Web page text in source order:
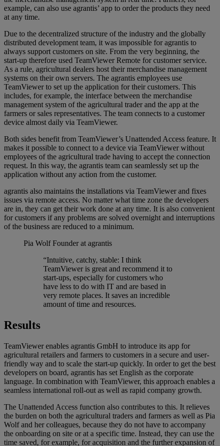
example, can also use agrantis’ app to order the products they need
at any time.
Due to the decentralized structure of the industry and the globally
distributed development team, it was impossible for agrantis to
always support customers on site. From the very beginning, the
start-up therefore used TeamViewer Remote for customer service.
As a rule, agricultural dealers host their merchandise management
systems on their own servers. The agrantis employees use
TeamViewer to set up the application for their customers. This
includes, for example, the interface between the merchandise
management system of the agricultural trader and the app at the
farmers or sales representatives. The team connects to a customer
device almost daily via TeamViewer.
Both sides benefit from TeamViewer’s Unattended Access feature. It
makes it possible to connect to a device via TeamViewer without
employees of the agricultural trade having to accept the connection
request. In this way, the agrantis team can seamlessly set up the
application without any action from the customer.
agrantis also maintains the installations via TeamViewer and fixes
issues via remote access. No matter what time zone the developers
are in, they can get their work done at any time. It is also convenient
for customers if any problems are solved overnight and interruptions
of the business are reduced to a minimum.
Pia Wolf Founder at agrantis
“Intuitive, catchy, stable: I think
TeamViewer is great and recommend it to
start-ups, especially for customers who
have less to do with IT and are based in
very remote places. It saves an incredible
amount of time and resources.
Results
TeamViewer enables agrantis GmbH to introduce its app for
agricultural retailers and farmers to customers in a secure and user-
friendly way and to scale the start-up quickly. In order to get the best
developers on board, agrantis has set English as the corporate
language. In combination with TeamViewer, this approach enables a
seamless international roll-out as well as rapid company growth.
The Unattended Access function also contributes to this. It relieves
the burden on both the agricultural traders and farmers as well as Pia
Wolf and her colleagues, because they do not have to accompany
the onboarding on site or at a specific time. Instead, they can use the
time saved, for example, for acquisition and the further expansion of